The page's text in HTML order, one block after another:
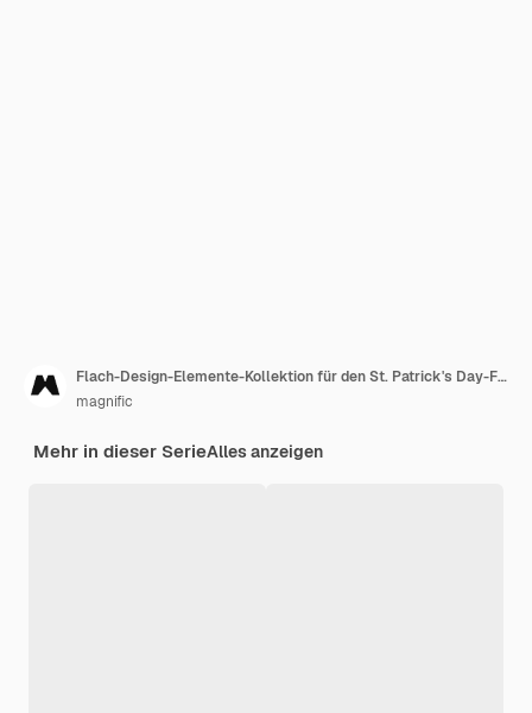
Flach-Design-Elemente-Kollektion für den St. Patrick's Day-Feiern.
magnific
Mehr in dieser SerieAlles anzeigen